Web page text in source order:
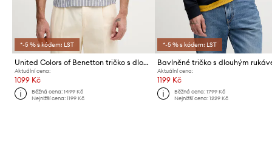
*-5 % s kódem: LST
United Colors of Benetton tričko s dlouhým rukávem pánské s viskózou
Aktuální cena:
1099 Kč
Běžná cena:1499 Kč
Nejnižší cena:1199 Kč
*-5 % s kódem: LST
Aktuální cena:
1199 Kč
Běžná cena: 1799 Kč
Nejnižší cena: 1229 Kč